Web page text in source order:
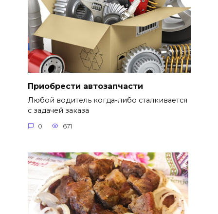
Приобрести автозапчасти
Любой водитель когда-либо сталкивается
с задачей заказа
0 671